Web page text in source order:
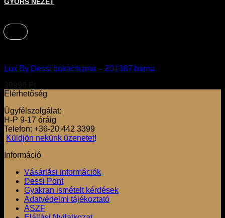
+
GYORS NÉZET
Lux By Dessi bokacsizma – Z01387 barna
Elérhetőség
Ügyfélszolgálat:
H-P 9-17 óráig
Telefon: +36-20 442 3399
Küldjön nekünk üzenetet!
Információ
Vásárlási információk
Dessi Pont
Gyakran ismételt kérdések
Adatvédelmi tájékoztató
ÁSZF